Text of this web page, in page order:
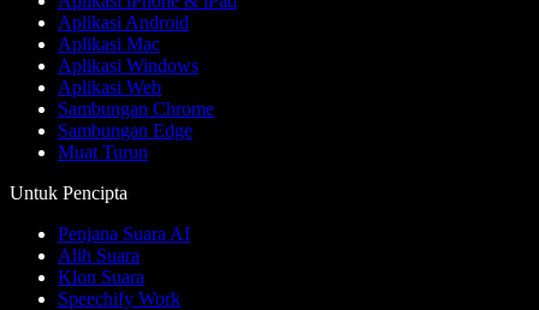
Aplikasi Android
Aplikasi Mac
Aplikasi Windows
Aplikasi Web
Sambungan Chrome
Sambungan Edge
Muat Turun
Untuk Pencipta
Penjana Suara AI
Alih Suara
Klon Suara
Speechify Work